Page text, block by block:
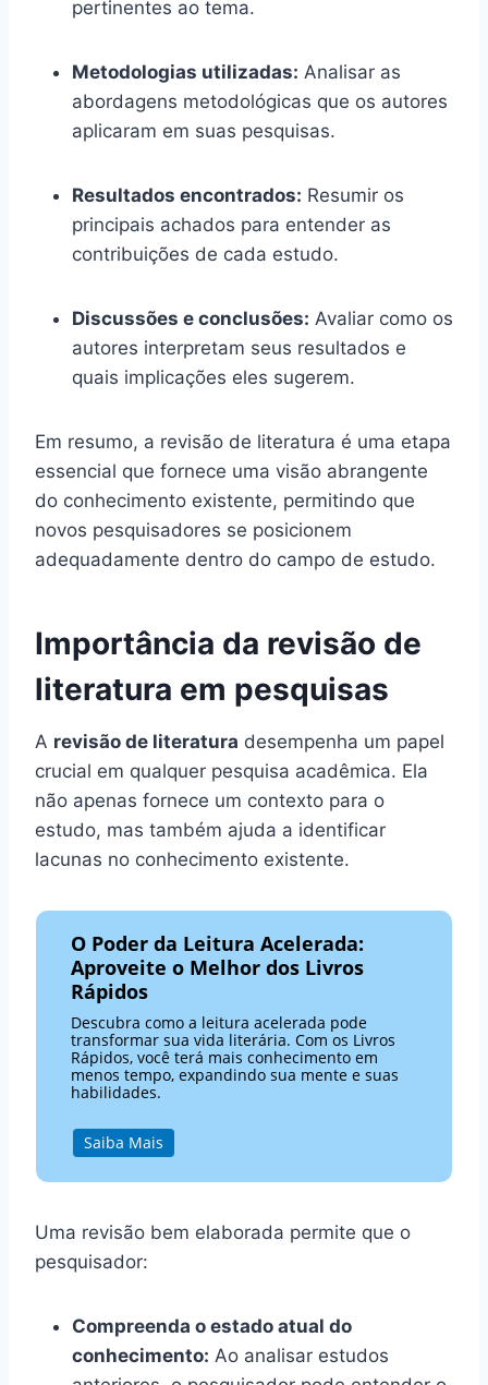
pertinentes ao tema.
Metodologias utilizadas: Analisar as
abordagens metodológicas que os autores
aplicaram em suas pesquisas.
Resultados encontrados: Resumir os
principais achados para entender as
contribuições de cada estudo.
Discussões e conclusões: Avaliar como os
autores interpretam seus resultados e
quais implicações eles sugerem.
Em resumo, a revisão de literatura é uma etapa
essencial que fornece uma visão abrangente
do conhecimento existente, permitindo que
novos pesquisadores se posicionem
adequadamente dentro do campo de estudo.
Importância da revisão de
literatura em pesquisas
A revisão de literatura desempenha um papel
crucial em qualquer pesquisa acadêmica. Ela
não apenas fornece um contexto para o
estudo, mas também ajuda a identificar
lacunas no conhecimento existente.
O Poder da Leitura Acelerada:
Aproveite o Melhor dos Livros
Rápidos
Descubra como a leitura acelerada pode
transformar sua vida literária. Com os Livros
Rápidos, você terá mais conhecimento em
menos tempo, expandindo sua mente e suas
habilidades.
Saiba Mais
Uma revisão bem elaborada permite que o
pesquisador:
Compreenda o estado atual do
conhecimento: Ao analisar estudos